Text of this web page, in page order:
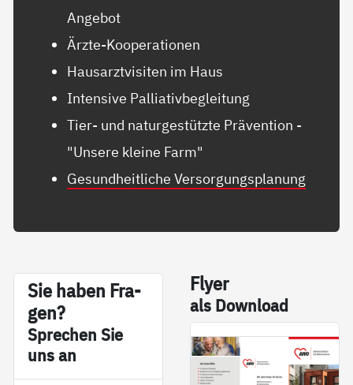
Angebot
Ärzte-Kooperationen
Hausarztvisiten im Haus
Intensive Palliativbegleitung
Tier- und naturgestützte Prävention -
"Unsere kleine Farm"
Gesundheitliche Versorgungsplanung
Sie ha­ben Fra­
gen?
Sp­re­chen Sie
uns an
Fly­er
als Down­load